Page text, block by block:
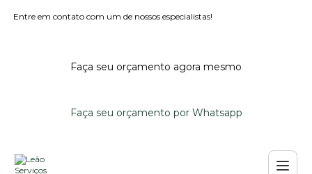
Entre em contato com um de nossos especialistas!
Faça seu orçamento agora mesmo
Faça seu orçamento por Whatsapp